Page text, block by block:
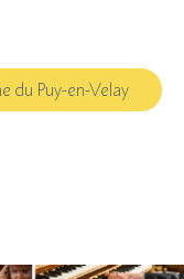
du Puy-en-Velay